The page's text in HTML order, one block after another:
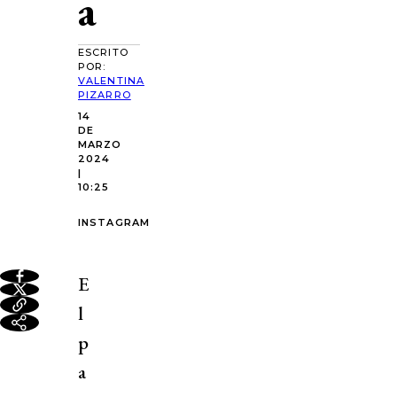
ESCRITO
POR:
VALENTINA
PIZARRO
14
DE
MARZO
2024
|
10:25
INSTAGRAM
E
l
p
a